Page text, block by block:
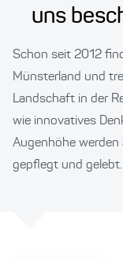
uns
Schon seit 2012
Münsterland und
Landschaft in der
wie innovatives
Augenhöhe werden
gepflegt und gelebt.